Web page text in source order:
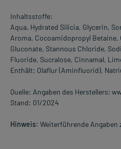
Inhaltsstoffe:
Aqua, Hydrated Silicia, Glycerin,
Aroma, Cocoamidopropyl
Gluconate, Stannous Chloride,
Fluoride, Sucralose, Cinnamal,
Enthält: Olaflur (Aminfluorid),
Quelle: Angaben des Herstellers;
Stand: 01/2024
Hinweis: Weiterführende Angaben